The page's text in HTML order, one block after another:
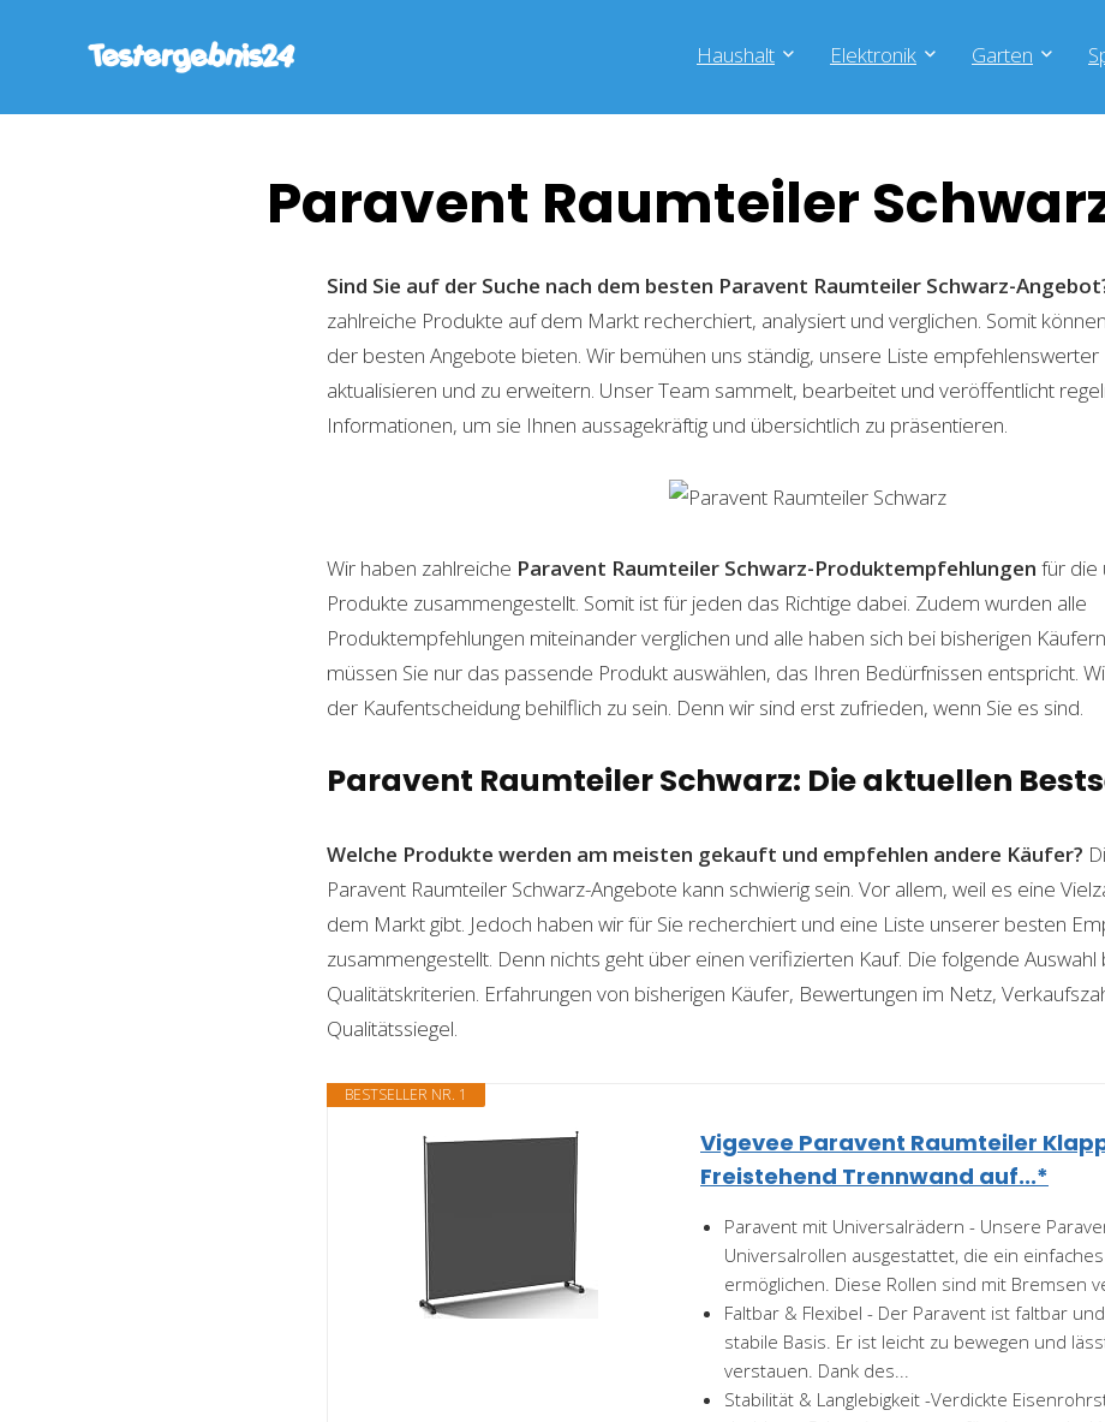
Haushalt Elektronik Garten
Paravent Raumteiler
Sind Sie auf der Suche nach dem besten Paravent Raumteiler Schwarz-
zahlreiche Produkte auf dem Markt recherchiert, analysiert und verglichen. Somit
der besten Angebote bieten. Wir bemühen uns ständig, unsere Liste empfehlenswerter
aktualisieren und zu erweitern. Unser Team sammelt, bearbeitet und veröffentlicht
Informationen, um sie Ihnen aussagekräftig und übersichtlich zu präsentieren.
Wir haben zahlreiche Paravent Raumteiler Schwarz-Produktempfehlungen für die
Produkte zusammengestellt. Somit ist für jeden das Richtige dabei. Zudem wurden alle
Produktempfehlungen miteinander verglichen und alle haben sich bei bisherigen
müssen Sie nur das passende Produkt auswählen, das Ihren Bedürfnissen entspricht.
der Kaufentscheidung behilflich zu sein. Denn wir sind erst zufrieden, wenn Sie es sind.
Paravent Raumteiler Schwarz: Die aktuellen
Welche Produkte werden am meisten gekauft und empfehlen andere Käufer?
Paravent Raumteiler Schwarz-Angebote kann schwierig sein. Vor allem, weil es eine
dem Markt gibt. Jedoch haben wir für Sie recherchiert und eine Liste unserer besten
zusammengestellt. Denn nichts geht über einen verifizierten Kauf. Die folgende Auswahl
Qualitätskriterien. Erfahrungen von bisherigen Käufer, Bewertungen im Netz,
Qualitätssiegel.
BESTSELLER NR. 1
Vigevee Paravent Raumteiler
Freistehend Trennwand auf...*
Paravent mit Universalrädern - Unsere
Universalrollen ausgestattet, die ein
ermöglichen. Diese Rollen sind mit Bremsen
Faltbar & Flexibel - Der Paravent ist faltbar
stabile Basis. Er ist leicht zu bewegen und
verstauen. Dank des...
Stabilität & Langlebigkeit -Verdickte